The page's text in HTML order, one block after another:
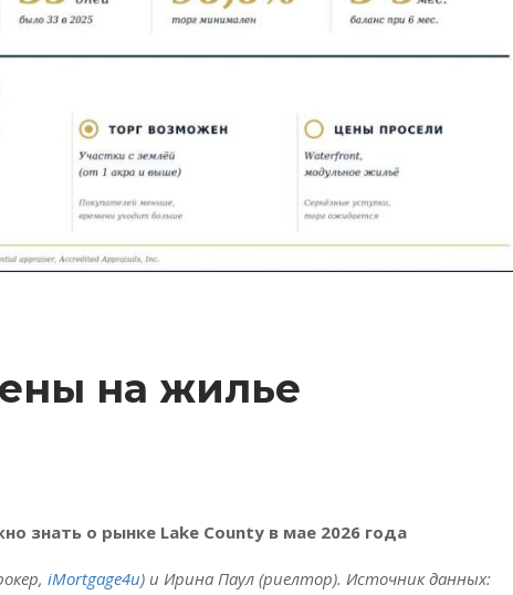
на жилье
знать о рынке Lake County в мае 2026 года
iMortgage4u) и Ирина Паул (риелтор). Источник данных: